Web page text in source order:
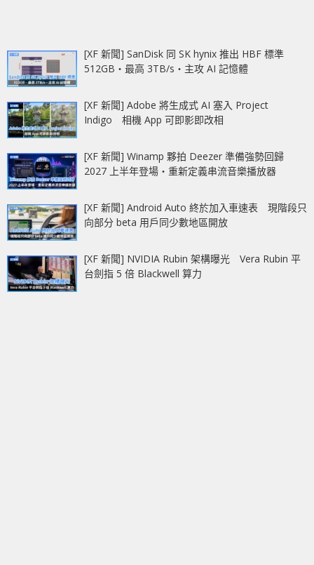
[XF 新聞] SanDisk 同 SK hynix 推出 HBF 標準
512GB‧最高 3TB/s‧主攻 AI 記憶體
[XF 新聞] Adobe 將生成式 AI 塞入 Project
Indigo 相機 App 可即影即改相
[XF 新聞] Winamp 夥拍 Deezer 準備強勢回歸
2027 上半年登場‧重新定義串流音樂播放器
[XF 新聞] Android Auto 終於加入車速表 現階段只
向部分 beta 用戶同少數地區開放
[XF 新聞] NVIDIA Rubin 架構曝光 Vera Rubin 平
台劍指 5 倍 Blackwell 算力